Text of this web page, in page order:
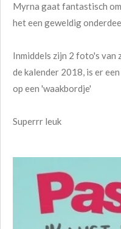
Myrna gaat fantastisch
het een geweldig
Inmiddels zijn 2 foto's
de kalender 2018, is er
op een 'waakbordje'
Superrr leuk